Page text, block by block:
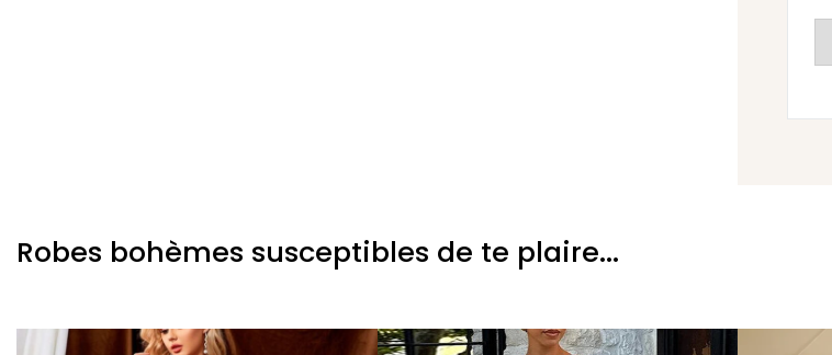
Robes bohèmes susceptibles de te plaire...